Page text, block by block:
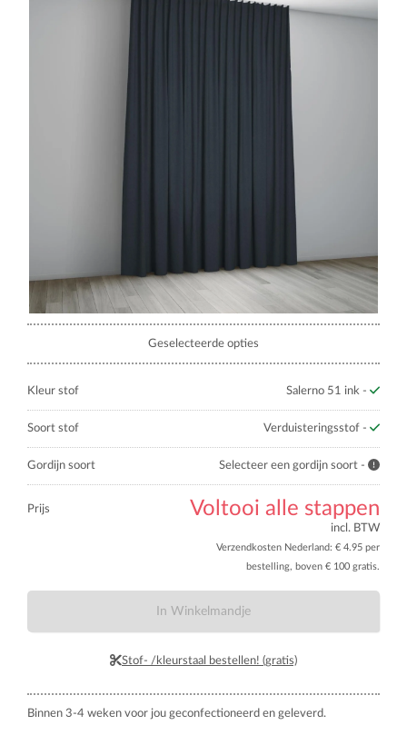
Geselecteerde opties
Kleur stof Salerno 51 ink -
Soort stof Verduisteringsstof -
Gordijn soort Selecteer een gordijn soort -
Prijs Voltooi alle stappen
incl. BTW
Verzendkosten Nederland: € 4.95 per
bestelling, boven € 100 gratis.
In Winkelmandje
Stof- /kleurstaal bestellen! (gratis)
Binnen 3-4 weken voor jou geconfectioneerd en geleverd.